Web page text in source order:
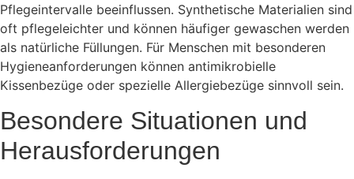
Pflegeintervalle beeinflussen. Synthetische Materialien sind
oft pflegeleichter und können häufiger gewaschen werden
als natürliche Füllungen. Für Menschen mit besonderen
Hygieneanforderungen können antimikrobielle
Kissenbezüge oder spezielle Allergiebezüge sinnvoll sein.
Besondere Situationen und
Herausforderungen